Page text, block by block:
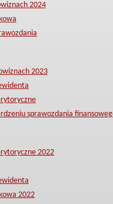
2024
2023
sprawozdania
2022
2022